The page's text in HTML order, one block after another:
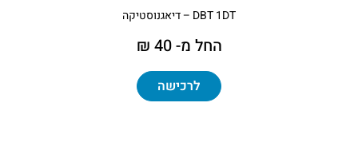
DBT 1DT – דיאגנוסטיקה
החל מ- 40 ₪
לרכישה